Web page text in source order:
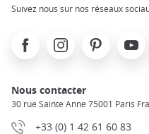
Suivez nous sur nos réseaux
FacebookInstagramPinterest
Nous contacter
30 rue Sainte Anne 75001 Paris
+33 (0) 1 42 61 60 83